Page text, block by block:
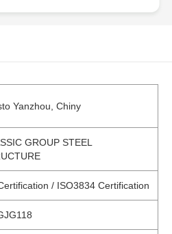
Yanzhou, Chiny
GROUP STEEL
/ ISO3834 Certification